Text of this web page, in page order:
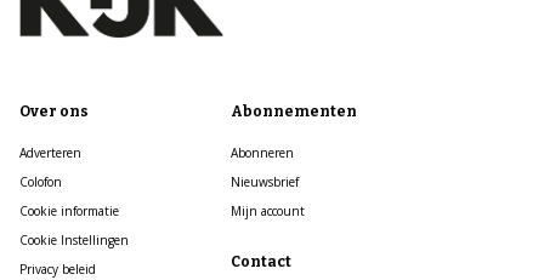
Over ons
Adverteren
Colofon
Cookie informatie
Cookie Instellingen
Privacy beleid
Abonnementen
Abonneren
Nieuwsbrief
Mijn account
Contact